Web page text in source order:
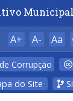
Municipal
A+ A- Aa
Corrupção
do Site